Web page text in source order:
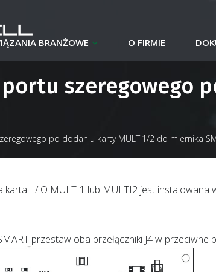
BRANŻOWE O FIRMIE
szeregowego
po dodaniu karty MULTI1/2 do miernika
karta I / O MULTI1 lub MULTI2 jest
przestaw oba przełączniki J4 w przeciwne